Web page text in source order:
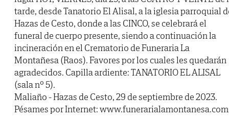
tarde, desde Tanatorio El Alisal, a la iglesia parroquial
Hazas de Cesto, donde a las CINCO, se celebrará el
funeral de cuerpo presente, siendo a continuación la
incineración en el Crematorio de Funeraria La
Montañesa (Raos). Favores por los cuales les quedarán
agradecidos. Capilla ardiente: TANATORIO EL ALISAL
(sala nº 5).
Maliaño - Hazas de Cesto, 29 de septiembre de 2023.
Pésames por Internet: www.funerarialamontanesa.com